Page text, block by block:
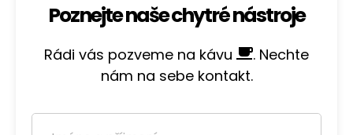
Poznejte naše chytré nástroje
Rádi vás pozveme na kávu
. Nechte
nám na sebe kontakt.